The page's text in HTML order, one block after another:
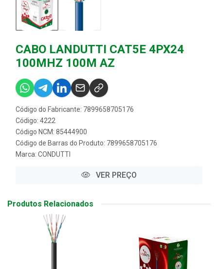
CABO LANDUTTI CAT5E 4PX24
100MHZ 100M AZ
Código do Fabricante: 7899658705176
Código: 4222
Código NCM: 85444900
Código de Barras do Produto: 7899658705176
Marca: CONDUTTI
VER PREÇO
Produtos Relacionados